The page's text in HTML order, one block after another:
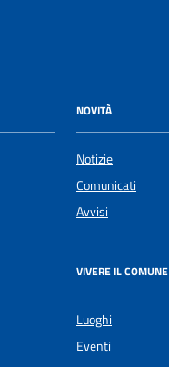
NOVITÀ
Notizie
Comunicati
Avvisi
VIVERE IL COMUNE
Luoghi
Eventi